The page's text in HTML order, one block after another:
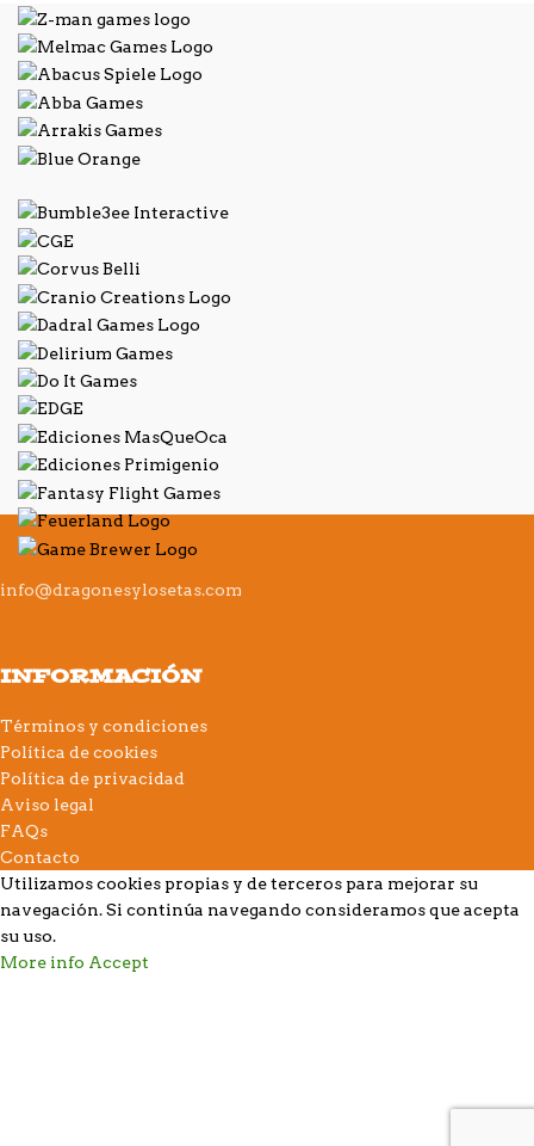
info@dragonesylosetas.com
INFORMACIÓN
Términos y condiciones
Política de cookies
Política de privacidad
Aviso legal
FAQs
Contacto
Utilizamos cookies propias y de terceros para mejorar su
navegación. Si continúa navegando consideramos que acepta
su uso.
More info Accept